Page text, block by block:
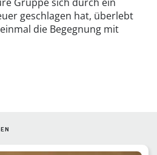
geschlagen hat, überlebt
die Begegnung mit